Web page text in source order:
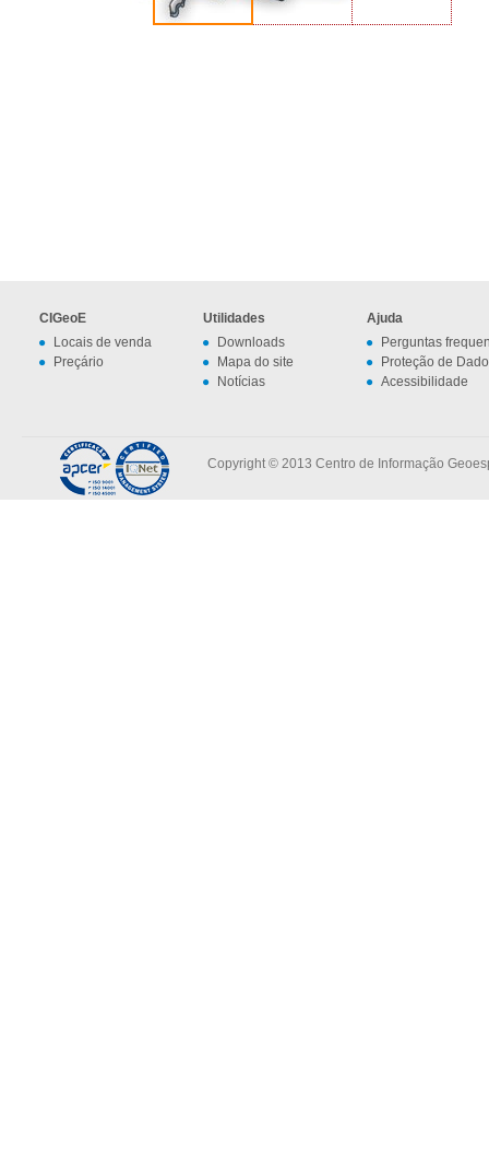
CIGeoE
Locais de venda
Preçário
Utilidades
Downloads
Mapa do site
Notícias
Ajuda
Perguntas
Proteção de
Acessibilidade
Copyright © 2013 Centro de Informação